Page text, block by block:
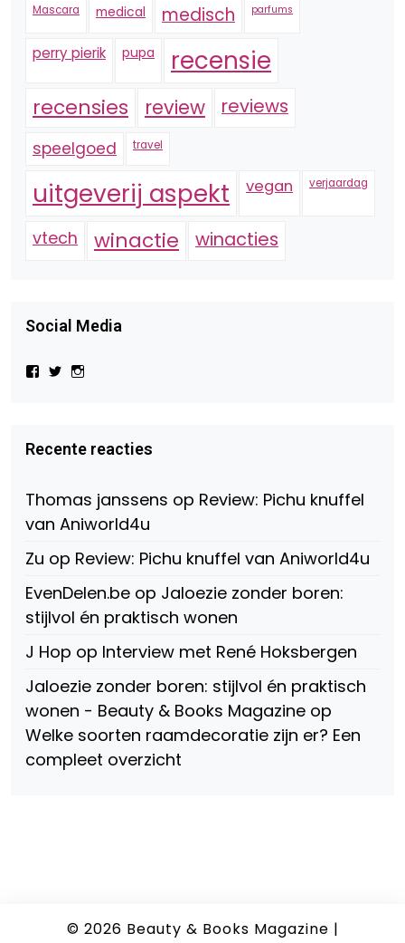
Mascara medical medisch parfums
perry pierik pupa recensie
recensies review reviews
speelgoed travel
uitgeverij aspekt vegan verjaardag
vtech winactie winacties
Social Media
Bekijk
Beauty-
147775071915783/?
Facebook
Bekijk
op
Twitter
op
Instagram
Recente reacties
Thomas janssens op Review: Pichu knuffel
van Aniworld4u
Zu op Review: Pichu knuffel van Aniworld4u
EvenDelen.be op Jaloezie zonder boren:
stijlvol én praktisch wonen
J Hop op Interview met René Hoksbergen
Jaloezie zonder boren: stijlvol én praktisch
wonen - Beauty & Books Magazine op
Welke soorten raamdecoratie zijn er? Een
compleet overzicht
© 2026 Beauty & Books Magazine |